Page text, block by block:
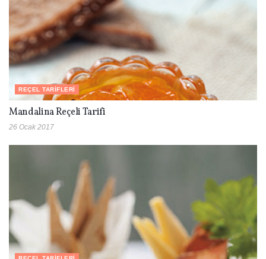
REÇEL TARIFLERI
Mandalina Reçeli Tarifi
26 Ocak 2017